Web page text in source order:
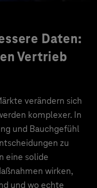
Daten:
Vertrieb
verändern sich
komplexer. In
und Bauchgefühl
zu
eine solide
wirken,
und wo echte